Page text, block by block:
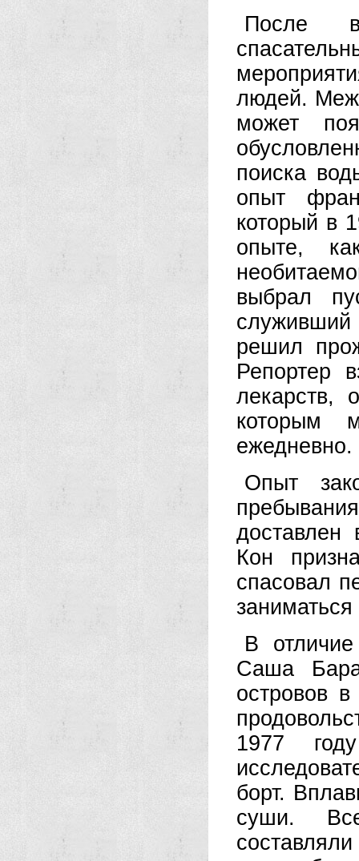
После
людей.
может
поиска
опыт
который в
опыте,
выбрал
решил
Репортер
лекарств,
которым
ежедневно.
Опыт
доставлен
Кон
спасовал
В
Саша
островов
1977
борт.
суши. Все